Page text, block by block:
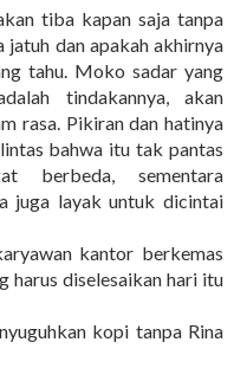
tiba kapan saja tanpa
jatuh dan apakah akhirnya
tahu. Moko sadar yang
tindakannya, akan
rasa. Pikiran dan hatinya
bahwa itu tak pantas
berbeda, sementara
juga layak untuk dicintai
kantor berkemas
harus diselesaikan hari itu
kopi tanpa Rina